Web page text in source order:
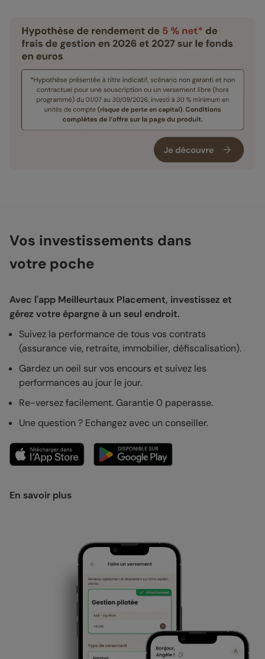
Vos investissements dans
votre poche
Avec l'app Meilleurtaux Placement, investissez et
gérez votre épargne à un seul endroit.
Suivez la performance de tous vos contrats
(assurance vie, retraite, immobilier, défiscalisation).
Gardez un oeil sur vos encours et suivez les
performances au jour le jour.
Re-versez facilement. Garantie 0 paperasse.
Une question ? Echangez avec un conseiller.
En savoir plus